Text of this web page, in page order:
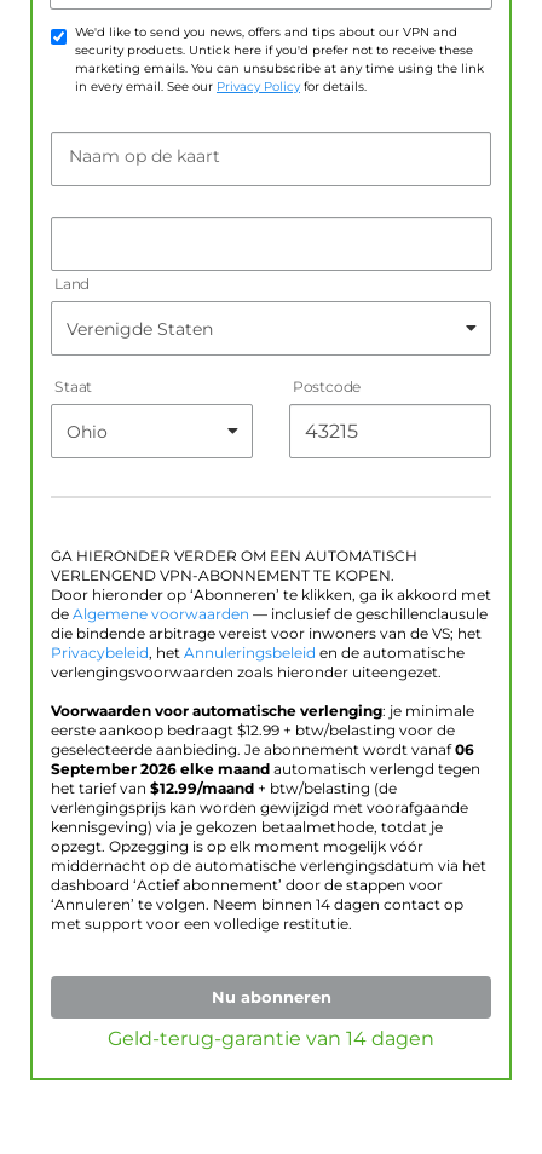
We'd like to send you news, offers and tips about our VPN and
security products. Untick here if you'd prefer not to receive these
marketing emails. You can unsubscribe at any time using the link
in every email. See our Privacy Policy for details.
Naam op de kaart
Land
Staat Postcode
GA HIERONDER VERDER OM EEN AUTOMATISCH
VERLENGEND VPN-ABONNEMENT TE KOPEN.
Door hieronder op ‘Abonneren’ te klikken, ga ik akkoord met
de Algemene voorwaarden — inclusief de geschillenclausule
die bindende arbitrage vereist voor inwoners van de VS; het
Privacybeleid, het Annuleringsbeleid en de automatische
verlengingsvoorwaarden zoals hieronder uiteengezet.
Voorwaarden voor automatische verlenging: je minimale
eerste aankoop bedraagt $12.99 + btw/belasting voor de
geselecteerde aanbieding. Je abonnement wordt vanaf06
September 2026 elke maand automatisch verlengd tegen
het tarief van $12.99/maand + btw/belasting (de
verlengingsprijs kan worden gewijzigd met voorafgaande
kennisgeving) via je gekozen betaalmethode, totdat je
opzegt. Opzegging is op elk moment mogelijk vóór
middernacht op de automatische verlengingsdatum via het
dashboard ‘Actief abonnement’ door de stappen voor
‘Annuleren’ te volgen. Neem binnen 14 dagen contact op
met support voor een volledige restitutie.
Nu abonneren
Geld-terug-garantie van 14 dagen